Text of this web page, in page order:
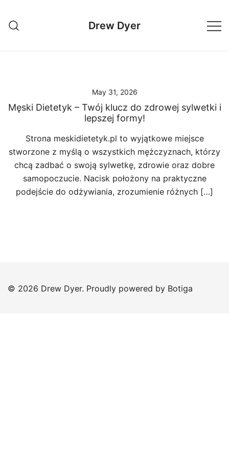
content
Drew Dyer
May 31, 2026
Męski Dietetyk – Twój klucz do zdrowej sylwetki i
lepszej formy!
Strona meskidietetyk.pl to wyjątkowe miejsce
stworzone z myślą o wszystkich mężczyznach, którzy
chcą zadbać o swoją sylwetkę, zdrowie oraz dobre
samopoczucie. Nacisk położony na praktyczne
podejście do odżywiania, zrozumienie różnych […]
© 2026 Drew Dyer. Proudly powered by Botiga